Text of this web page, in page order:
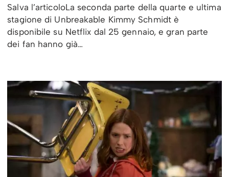
Salva l’articoloLa seconda parte della quarte e ultima
stagione di Unbreakable Kimmy Schmidt è
disponibile su Netflix dal 25 gennaio, e gran parte
dei fan hanno già…